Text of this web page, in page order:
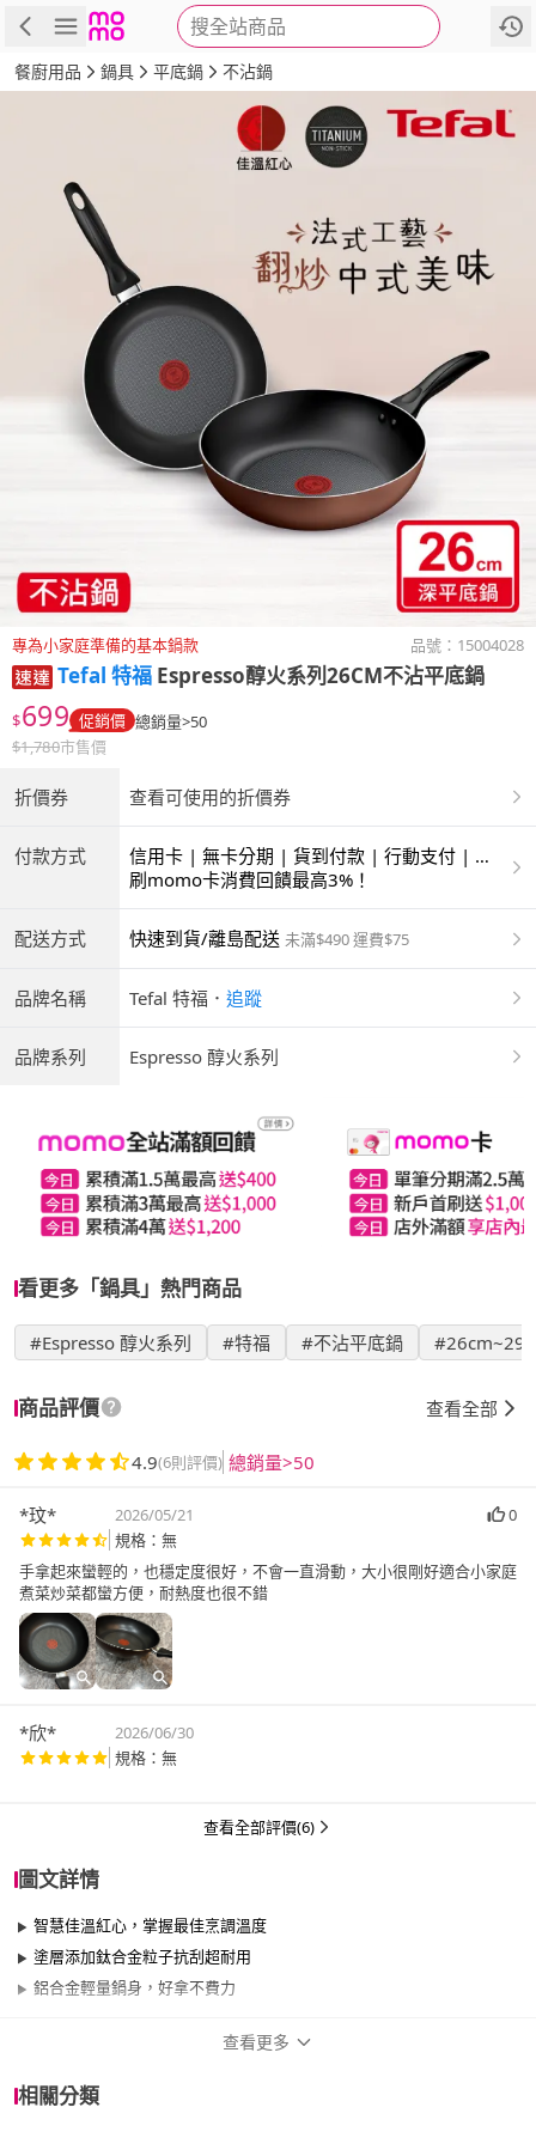
搜全站商品
商品 評價 詳情
餐廚用品 鍋具 平底鍋 不沾鍋
專為小家庭準備的基本鍋款 品號： 15004028
Tefal 特福 Espresso醇火系列26CM不沾平底鍋
$699 促銷價 總銷量>50
$1,780市售價
折價券 查看可使用的折價券
付款方式
信用卡 | 無卡分期 | 貨到付款 | 行動支付 | 超
商付款 | ATM | 銀聯卡
刷momo卡消費回饋最高3%！
配送方式 快速到貨/離島配送 未滿$490 運費$75
品牌名稱 Tefal 特福 ． 追蹤
品牌系列 Espresso 醇火系列
看更多「鍋具」熱門商品
#Espresso 醇火系列 #特福 #不沾平底鍋
商品評價 查看全部
4.9(6則評價) 總銷量>50
*玟* 2026/05/21
0
規格：無
手拿起來蠻輕的，也穩定度很好，￼不會一直滑動，大小很剛好適合小家庭
煮菜炒菜都蠻方便，￼耐熱度也很不錯
*欣*
2026/06/30
規格：無
查看全部評價(6)
圖文詳情
智慧佳溫紅心，掌握最佳烹調溫度
塗層添加鈦合金粒子抗刮超耐用
鋁合金輕量鍋身，好拿不費力
查看更多
相關分類